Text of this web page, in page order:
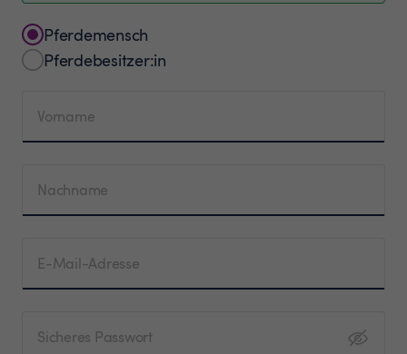
Pferdemensch
Pferdebesitzer:in
Vorname
Nachname
E-Mail-Adresse
Sicheres Passwort